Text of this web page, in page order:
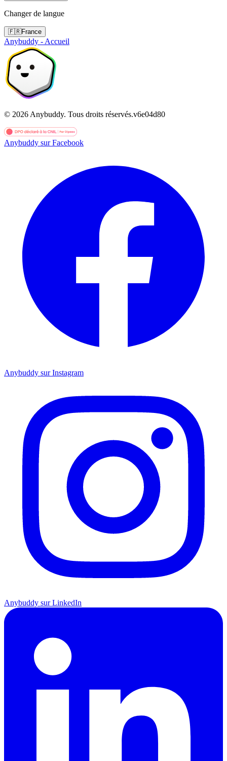
Changer de langue
🇫🇷France
Anybuddy - Accueil
© 2026 Anybuddy. Tous droits réservés.v6e04d80
Anybuddy sur Facebook
Anybuddy sur Instagram
Anybuddy sur LinkedIn